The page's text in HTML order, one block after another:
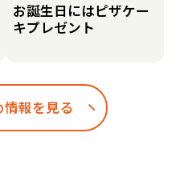
お誕生日にはピザケー
キプレゼント
情報を見る